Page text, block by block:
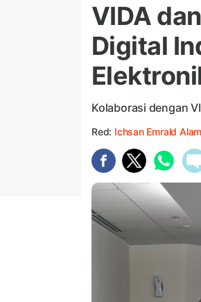
VIDA
Digital
Kolaborasi dengan
Red: Ichsan Emrald